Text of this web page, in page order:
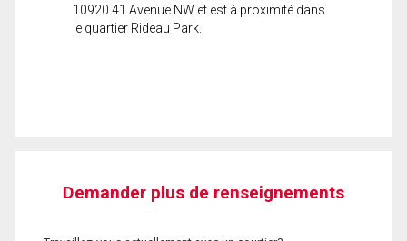
10920 41 Avenue NW et est à proximité dans
le quartier Rideau Park.
Demander plus de renseignements